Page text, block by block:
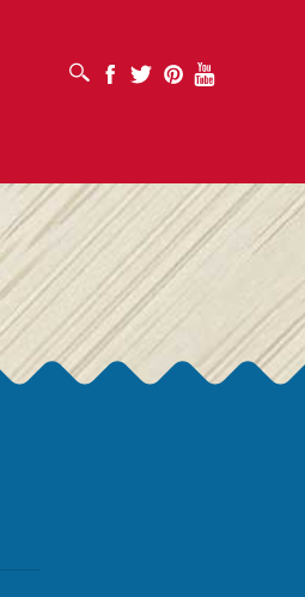
MỞ HỘP TÌM KIẾM Facebook
Twitter PinterestYoutube